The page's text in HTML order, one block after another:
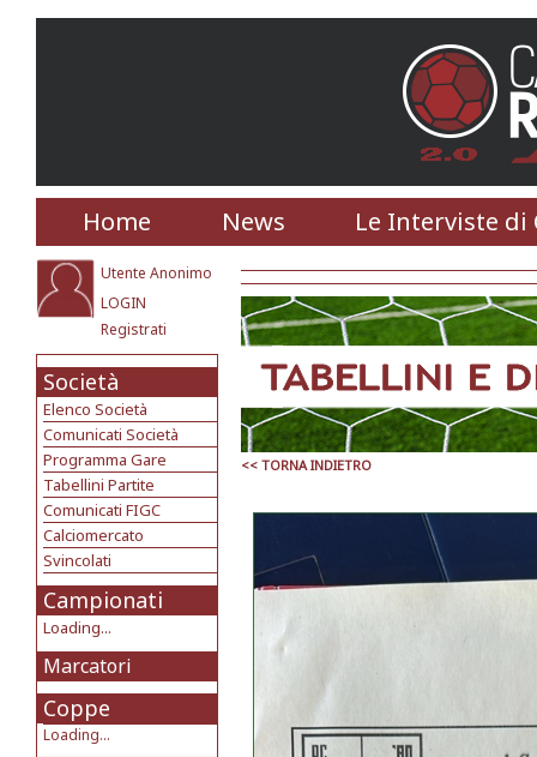
Home News Le Interviste di
Utente Anonimo
LOGIN
Registrati
Società
Elenco Società
Comunicati Società
Programma Gare
Tabellini Partite
Comunicati FIGC
Calciomercato
Svincolati
Campionati
Loading...
Marcatori
Coppe
Loading...
<< TORNA INDIETRO